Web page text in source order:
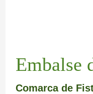
Embalse
Comarca de